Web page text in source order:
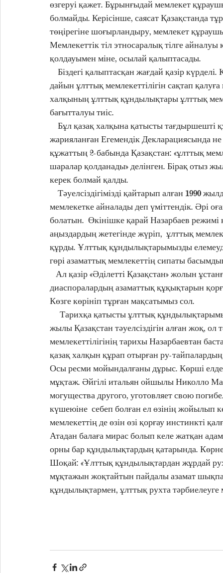
өзгеруі қажет. Бұрынғыдай мемлекет
болмайды. Керісінше, саясат Қазақстанда
төңірегіне шоғырландыру, мемлекет
Мемлекеттік тіл этносаралық тілге
қолдауымен міне, осылай қалыптасады.
Біздегі қалыптасқан жағдай қазір
дайын ұлттық мемлекеттілігін сақтап
халқының ұлттық құндылықтары ұлттық
бағытталуы тиіс.
Бұл қазақ халқына қатысты тағдыршешті
жарияланған Егемендік Декларациясында
құжаттың 2-бабында Қазақстан: «ұлттық
шаралар қолданады» делінген. Бірақ отыз
керек болмай қалды.
Тәуелсіздігімізді қайтарып алған 1990
мемлекетке айналады деп үміттендік. Әрі
болатын.  Өкінішке қарай Назарбаев
аңыздардың жетегінде жүріп,  ұлттық
құрды. Ұлттық құндылықтарымызды
гөрі азаматтық мемлекеттің сипаты
Ал қазір «Әділетті Қазақстан» жолын
диаспоралардың азаматтық құқықтарын
Көзге көрініп тұрған мақсатымыз сол.
Тарихқа қатысты ұлттық
жылы Қазақстан тәуелсіздігін алған жоқ, ол
мемлекеттілігінің тарихы Назарбаевтан
қазақ халқын құрап отырған ру-
Осы ресми мойындалғаны дұрыс. Көрші
мұқтаж. Әйгілі итальян ойшылы Николло
могущества другого, уготовляет свою
күшеюіне  себеп болған ел өзінің жойылып
мемлекеттің де өзін өзі қорғау инстинкті
Атадан балаға мирас болып келе жатқан
орны бар құндылықтардың қатарында.
Шоқай: «Ұлттық құндылықтардан жұрдай
мұқтажын жоқтайтын пайдалы азамат
құндылықтармен, ұлттық рухта тәрбиелеуге